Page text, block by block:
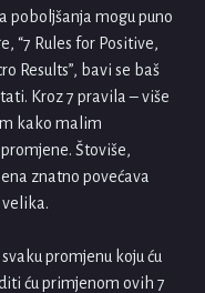
poboljšanja mogu puno
“7 Rules for Positive,
Results”, bavi se baš
Kroz 7 pravila – više
kako malim
Štoviše,
znatno povećava
promjenu koju ću
ću primjenom ovih 7